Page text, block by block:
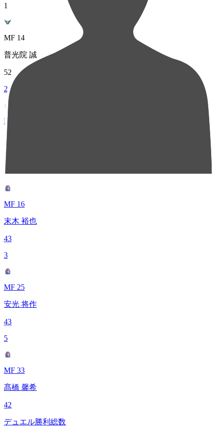
1
MF 14
普光院 誠
52
2
FW 27
吉平 翼
47
3
MF 16
末木 裕也
43
3
MF 25
安光 将作
43
5
MF 33
髙橋 馨希
42
デュエル勝利総数